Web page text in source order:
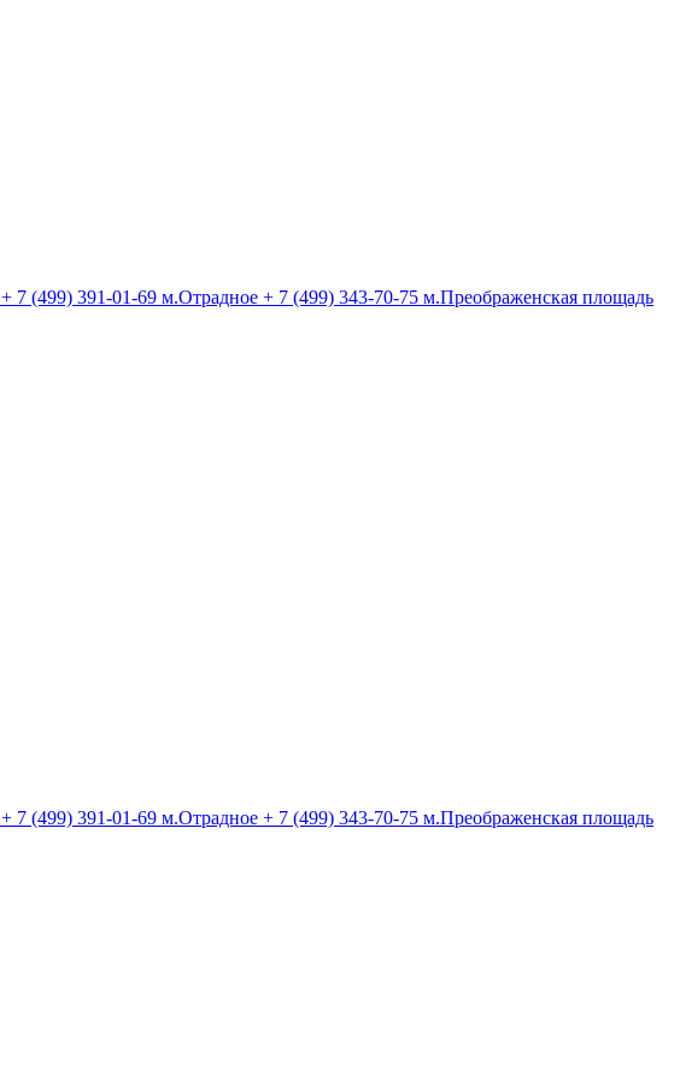
+ 7 (499) 391-01-69 м.Отрадное + 7 (499) 343-70-75 м.Преображенская площадь
+ 7 (499) 391-01-69 м.Отрадное + 7 (499) 343-70-75 м.Преображенская площадь